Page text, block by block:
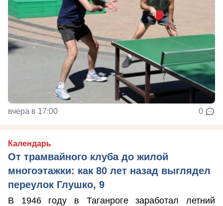
вчера в 17:00 0
Календарь
От трамвайного клуба до жилой
многоэтажки: как 80 лет назад выглядел
переулок Глушко, 9
В 1946 году в Таганроге заработал летний